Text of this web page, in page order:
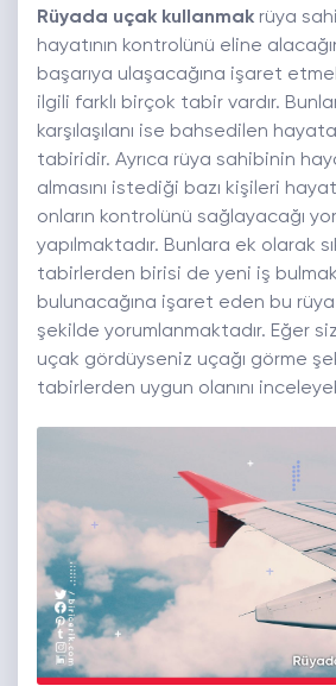
Rüyada uçak kullanmak rüya
hayatının kontrolünü eline
başarıya ulaşacağına işaret
ilgili farklı birçok tabir vardır.
karşılaşılanı ise bahsedilen
tabiridir. Ayrıca rüya sahibinin
almasını istediği bazı kişileri
onların kontrolünü sağlayacağı
yapılmaktadır. Bunlara ek olarak
tabirlerden birisi de yeni iş
bulunacağına işaret eden bu
şekilde yorumlanmaktadır. Eğer
uçak gördüyseniz uçağı görme
tabirlerden uygun olanını